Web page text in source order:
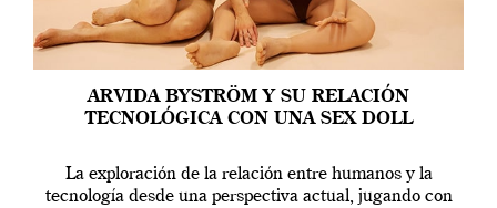
ARVIDA BYSTRÖM Y SU RELACIÓN
TECNOLÓGICA CON UNA SEX DOLL
La exploración de la relación entre humanos y la
tecnología desde una perspectiva actual, jugando con